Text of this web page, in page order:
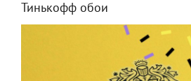
Тинькофф обои